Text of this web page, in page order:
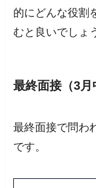
的にどんな役割
むと良いでしょ
最終面接（3月
最終面接で問わ
です。